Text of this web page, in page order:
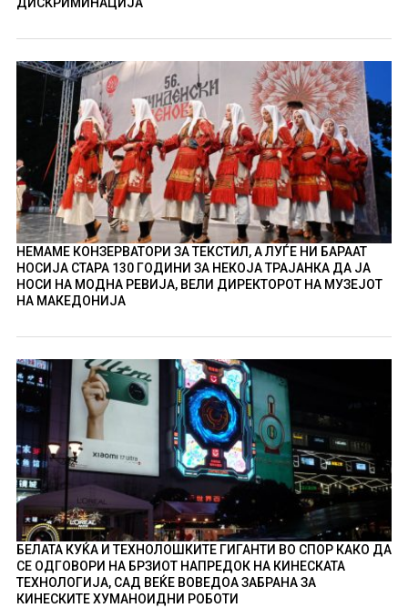
НЕМАМЕ КОНЗЕРВАТОРИ ЗА ТЕКСТИЛ, А ЛУЃЕ НИ БАРААТ
НОСИЈА СТАРА 130 ГОДИНИ ЗА НЕКОЈА ТРАЈАНКА ДА ЈА
НОСИ НА МОДНА РЕВИЈА, ВЕЛИ ДИРЕКТОРОТ НА МУЗЕЈОТ
НА МАКЕДОНИЈА
БЕЛАТА КУЌА И ТЕХНОЛОШКИТЕ ГИГАНТИ ВО СПОР КАКО ДА
СЕ ОДГОВОРИ НА БРЗИОТ НАПРЕДОК НА КИНЕСКАТА
ТЕХНОЛОГИЈА, САД ВЕЌЕ ВОВЕДОА ЗАБРАНА ЗА
КИНЕСКИТЕ ХУМАНОИДНИ РОБОТИ